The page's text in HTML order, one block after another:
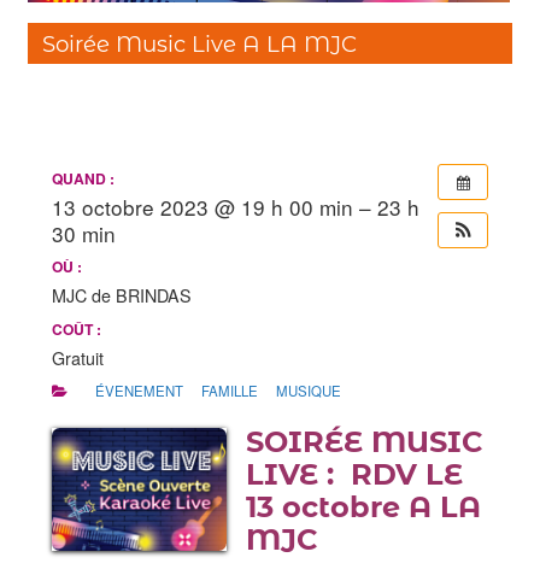
Soirée Music Live A LA MJC
QUAND :
13 octobre 2023 @ 19 h 00 min – 23 h
30 min
OÙ :
MJC de BRINDAS
COÛT :
Gratuit
ÉVENEMENT FAMILLE MUSIQUE
SOIRÉE MUSIC
LIVE : RDV LE
13 octobre A LA
MJC